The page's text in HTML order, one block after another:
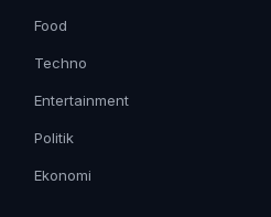
Food
Techno
Entertainment
Politik
Ekonomi